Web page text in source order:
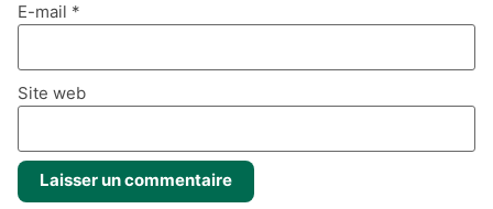
E-mail *
Site web